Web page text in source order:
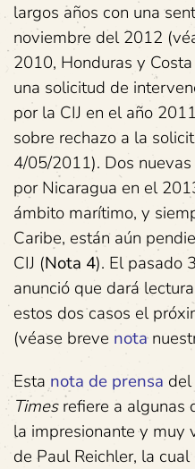
largos años con una
noviembre del 2012
2010, Honduras y
una solicitud de
por la CIJ en el año
sobre rechazo a la
4/05/2011). Dos
por Nicaragua en el
ámbito marítimo, y
Caribe, están aún
CIJ (Nota 4). El pasado
anunció que dará
estos dos casos el
(véase breve nota
Esta nota de prensa
Timesrefiere a algunas
la impresionante y muy
de Paul Reichler, la